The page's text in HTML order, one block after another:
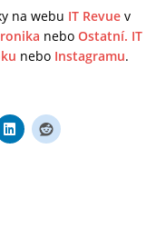
na webu IT Revue v
nebo Ostatní. IT
nebo Instagramu.